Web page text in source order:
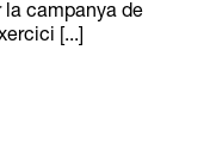
la campanya de
[...]